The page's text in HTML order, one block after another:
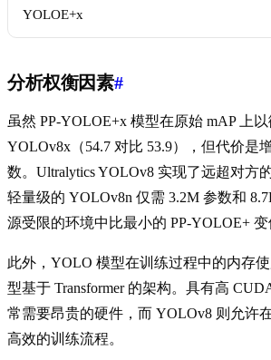
YOLOE+x
分析权衡因素#
虽然 PP-YOLOE+x 模型在原始 mAP 上
YOLOv8x（54.7 对比 53.9），但代价是
数。Ultralytics YOLOv8 实现了远超对方
轻量级的 YOLOv8n 仅需 3.2M 参数和
源受限的环境中比最小的 PP-YOLOE+ 变
此外，YOLO 模型在训练过程中的内存
型基于 Transformer 的架构。具有高
常需要昂贵的硬件，而 YOLOv8 则允许
高效的训练流程。